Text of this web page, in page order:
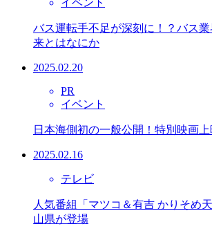
バス運転手不足が深刻に！？バス
来とはなにか
2025.02.20
PR
イベント
日本海側初の一般公開！特別映画上
2025.02.16
テレビ
人気番組「マツコ＆有吉 かりそめ
山県が登場